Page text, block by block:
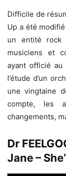
Difficile de
Up a été
un entité rock
musiciens et
ayant officié au
l’étude d’un
une vingtaine
compte, les
changements,
Dr
Jane –